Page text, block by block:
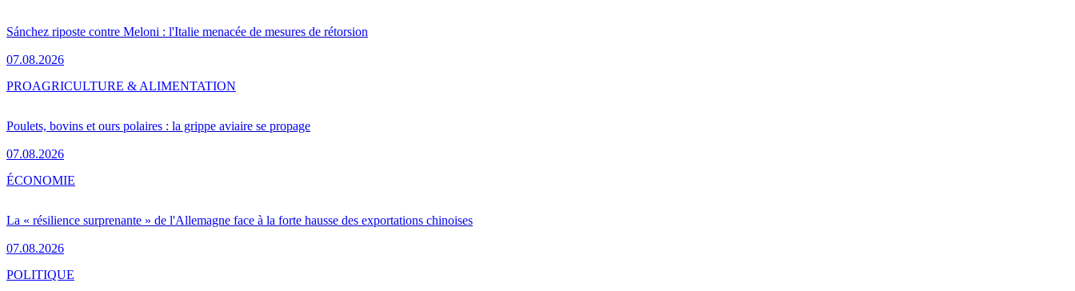
Sánchez riposte contre Meloni : l'Italie menacée de mesures de rétorsion
07.08.2026
Poulets, bovins et ours polaires : la grippe aviaire se propage
07.08.2026
PROAGRICULTURE & ALIMENTATION
La « résilience surprenante » de l'Allemagne face à la forte hausse des exportations chinoises
07.08.2026
ÉCONOMIE
POLITIQUE